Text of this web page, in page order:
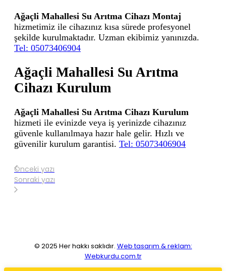
Ağaçli Mahallesi Su Arıtma Cihazı Montaj
hizmetimiz ile cihazınız kısa sürede profesyonel
şekilde kurulmaktadır. Uzman ekibimiz yanınızda.
Tel: 05073406904
Ağaçli Mahallesi Su Arıtma
Cihazı Kurulum
Ağaçli Mahallesi Su Arıtma Cihazı Kurulum
hizmeti ile evinizde veya iş yerinizde cihazınız
güvenle kullanılmaya hazır hale gelir. Hızlı ve
güvenilir kurulum garantisi. Tel: 05073406904
Önceki yazı
Sonraki yazı
© 2025 Her hakkı saklıdır. Web tasarım & reklam:
Webkurdu.com.tr